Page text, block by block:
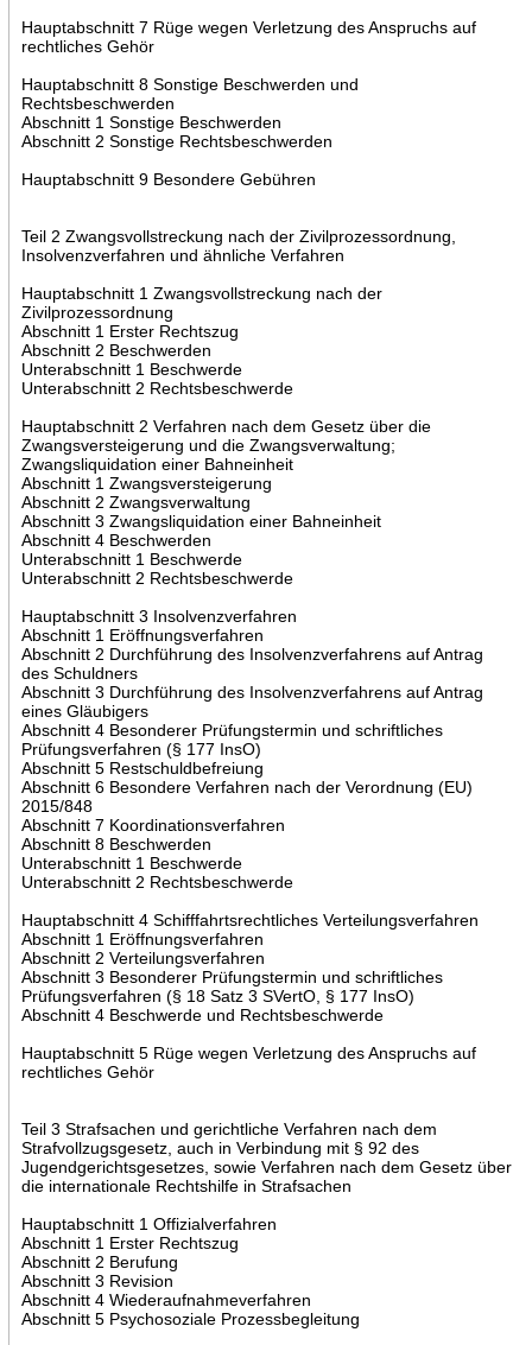
Hauptabschnitt 7 Rüge wegen Verletzung des Anspruchs auf
rechtliches Gehör
Hauptabschnitt 8 Sonstige Beschwerden und
Rechtsbeschwerden
Abschnitt 1 Sonstige Beschwerden
Abschnitt 2 Sonstige Rechtsbeschwerden
Hauptabschnitt 9 Besondere Gebühren
Teil 2 Zwangsvollstreckung nach der Zivilprozessordnung,
Insolvenzverfahren und ähnliche Verfahren
Hauptabschnitt 1 Zwangsvollstreckung nach der
Zivilprozessordnung
Abschnitt 1 Erster Rechtszug
Abschnitt 2 Beschwerden
Unterabschnitt 1 Beschwerde
Unterabschnitt 2 Rechtsbeschwerde
Hauptabschnitt 2 Verfahren nach dem Gesetz über die
Zwangsversteigerung und die Zwangsverwaltung;
Zwangsliquidation einer Bahneinheit
Abschnitt 1 Zwangsversteigerung
Abschnitt 2 Zwangsverwaltung
Abschnitt 3 Zwangsliquidation einer Bahneinheit
Abschnitt 4 Beschwerden
Unterabschnitt 1 Beschwerde
Unterabschnitt 2 Rechtsbeschwerde
Hauptabschnitt 3 Insolvenzverfahren
Abschnitt 1 Eröffnungsverfahren
Abschnitt 2 Durchführung des Insolvenzverfahrens auf Antrag
des Schuldners
Abschnitt 3 Durchführung des Insolvenzverfahrens auf Antrag
eines Gläubigers
Abschnitt 4 Besonderer Prüfungstermin und schriftliches
Prüfungsverfahren (§ 177 InsO)
Abschnitt 5 Restschuldbefreiung
Abschnitt 6 Besondere Verfahren nach der Verordnung (EU)
2015/848
Abschnitt 7 Koordinationsverfahren
Abschnitt 8 Beschwerden
Unterabschnitt 1 Beschwerde
Unterabschnitt 2 Rechtsbeschwerde
Hauptabschnitt 4 Schifffahrtsrechtliches Verteilungsverfahren
Abschnitt 1 Eröffnungsverfahren
Abschnitt 2 Verteilungsverfahren
Abschnitt 3 Besonderer Prüfungstermin und schriftliches
Prüfungsverfahren (§ 18 Satz 3 SVertO, § 177 InsO)
Abschnitt 4 Beschwerde und Rechtsbeschwerde
Hauptabschnitt 5 Rüge wegen Verletzung des Anspruchs auf
rechtliches Gehör
Teil 3 Strafsachen und gerichtliche Verfahren nach dem
Strafvollzugsgesetz, auch in Verbindung mit § 92 des
Jugendgerichtsgesetzes, sowie Verfahren nach dem Gesetz über
die internationale Rechtshilfe in Strafsachen
Hauptabschnitt 1 Offizialverfahren
Abschnitt 1 Erster Rechtszug
Abschnitt 2 Berufung
Abschnitt 3 Revision
Abschnitt 4 Wiederaufnahmeverfahren
Abschnitt 5 Psychosoziale Prozessbegleitung